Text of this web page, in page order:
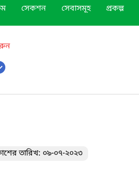
সেকশন সেবাসমূহ প্রকল্প
তারিখ: ০৯-০৭-২০২৩